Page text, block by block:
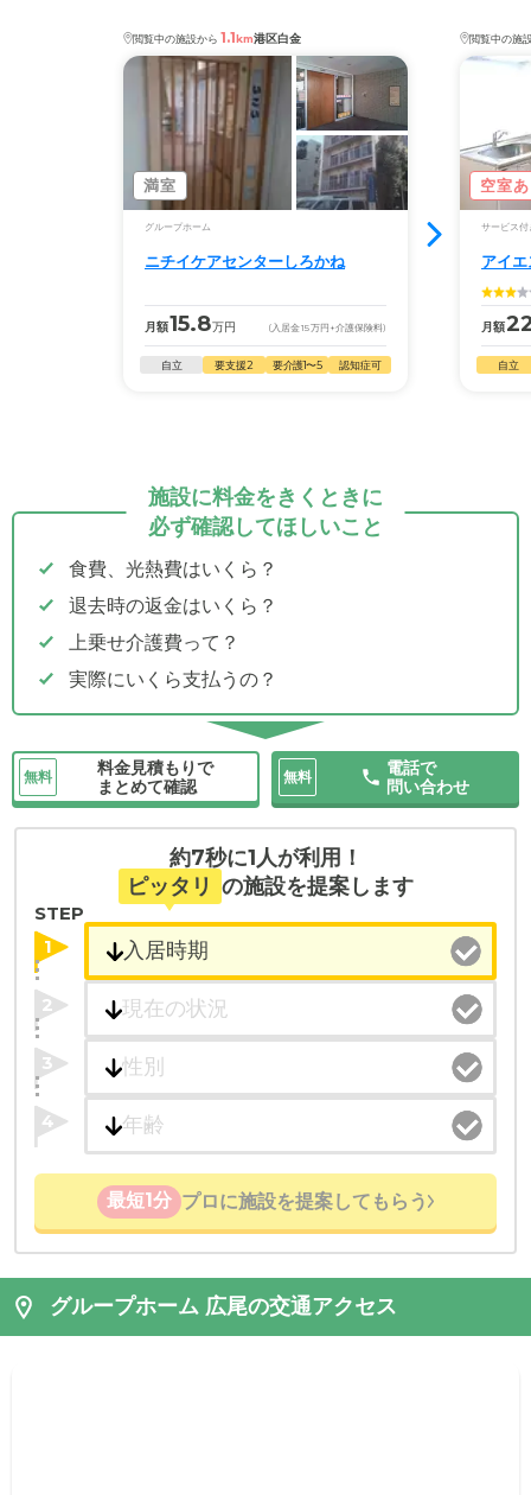
閲覧中の施設から 1.1km港区白金
満室
グループホーム
ニチイケアセンターしろかね
月額15.8万円 (入居金15万円 +介護保険料)
自立 要支援2 要介護1〜5 認知症可
閲覧中の施
空室
サービス付
アイ
月額
自立
施設に料金をきくときに
必ず確認してほしいこと
食費、光熱費はいくら？
退去時の返金はいくら？
上乗せ介護費って？
実際にいくら支払うの？
無料
料金見積もりで
まとめて確認
無料
電話で
問い合わせ
約7秒に1人が利用！
ピッタリ の施設を提案します
STEP
1
2
3
4
最短1分 プロに施設を提案してもらう
グループホーム 広尾の交通アクセス